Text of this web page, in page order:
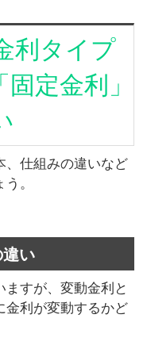
利タイプ
定金利」
、仕組みの違いなど
。
い
すが、変動金利と
金利が変動するかど